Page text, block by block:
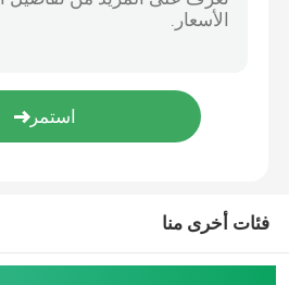
فئات أخرى منا